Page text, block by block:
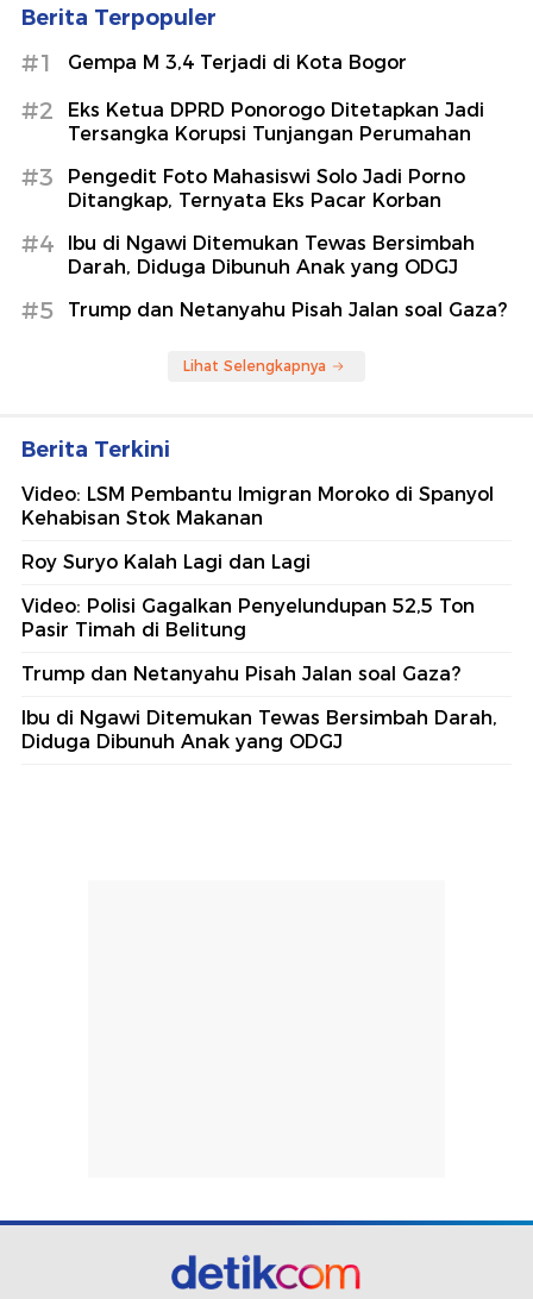
Berita Terpopuler
#1 Gempa M 3,4 Terjadi di Kota Bogor
#2
Eks Ketua DPRD Ponorogo Ditetapkan Jadi
Tersangka Korupsi Tunjangan Perumahan
#3
Pengedit Foto Mahasiswi Solo Jadi Porno
Ditangkap, Ternyata Eks Pacar Korban
#4
Ibu di Ngawi Ditemukan Tewas Bersimbah
Darah, Diduga Dibunuh Anak yang ODGJ
#5 Trump dan Netanyahu Pisah Jalan soal Gaza?
Lihat Selengkapnya
Berita Terkini
Video: LSM Pembantu Imigran Moroko di Spanyol
Kehabisan Stok Makanan
Roy Suryo Kalah Lagi dan Lagi
Video: Polisi Gagalkan Penyelundupan 52,5 Ton
Pasir Timah di Belitung
Trump dan Netanyahu Pisah Jalan soal Gaza?
Ibu di Ngawi Ditemukan Tewas Bersimbah Darah,
Diduga Dibunuh Anak yang ODGJ